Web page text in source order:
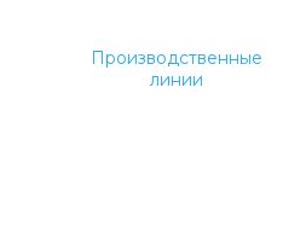
Производственные
линии